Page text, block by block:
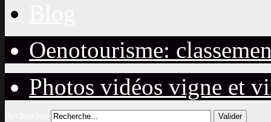
Oenotourisme:
Photos vidéos vigne et
Valider